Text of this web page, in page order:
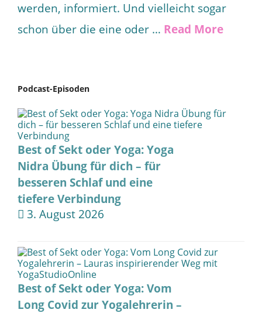
werden, informiert. Und vielleicht sogar
schon über die eine oder … Read More
Podcast-Episoden
Best of Sekt oder Yoga: Yoga
Nidra Übung für dich – für
besseren Schlaf und eine
tiefere Verbindung
3. August 2026
Best of Sekt oder Yoga: Vom
Long Covid zur Yogalehrerin –